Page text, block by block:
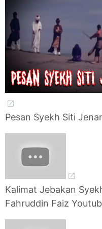
Pesan Syekh Siti
Kalimat Jebakan
Fahruddin Faiz